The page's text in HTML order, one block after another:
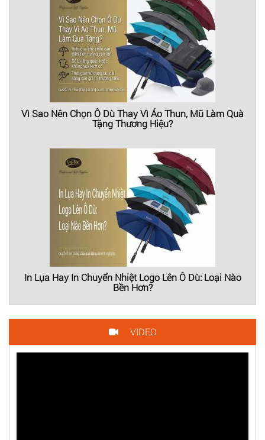
Vì Sao Nên Chọn Ô Dù Thay Vì Áo Thun, Mũ Làm Quà
Tặng Thương Hiệu?
In Lụa Hay In Chuyển Nhiệt Logo Lên Ô Dù: Loại Nào
Bền Hơn?
VIDEO